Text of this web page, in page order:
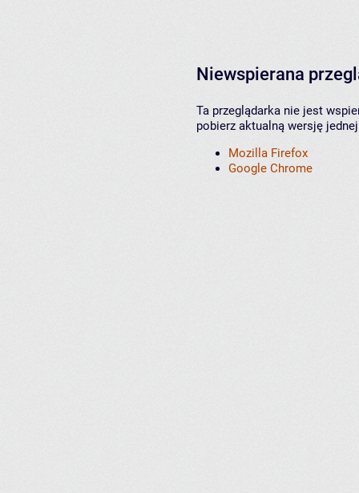
Niewspierana
Ta przeglądarka nie jest
pobierz aktualną wersję
Mozilla Firefox
Google Chrome